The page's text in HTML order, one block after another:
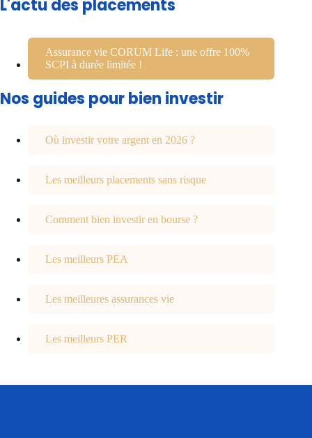
L'actu des placements
Assurance vie CORUM Life : une offre 100%
SCPI à durée limitée !
Nos guides pour bien investir
Où investir votre argent en 2026 ?
Les meilleurs placements sans risque
Comment bien investir en bourse ?
Les meilleurs PEA
Les meilleures assurances vie
Les meilleurs PER